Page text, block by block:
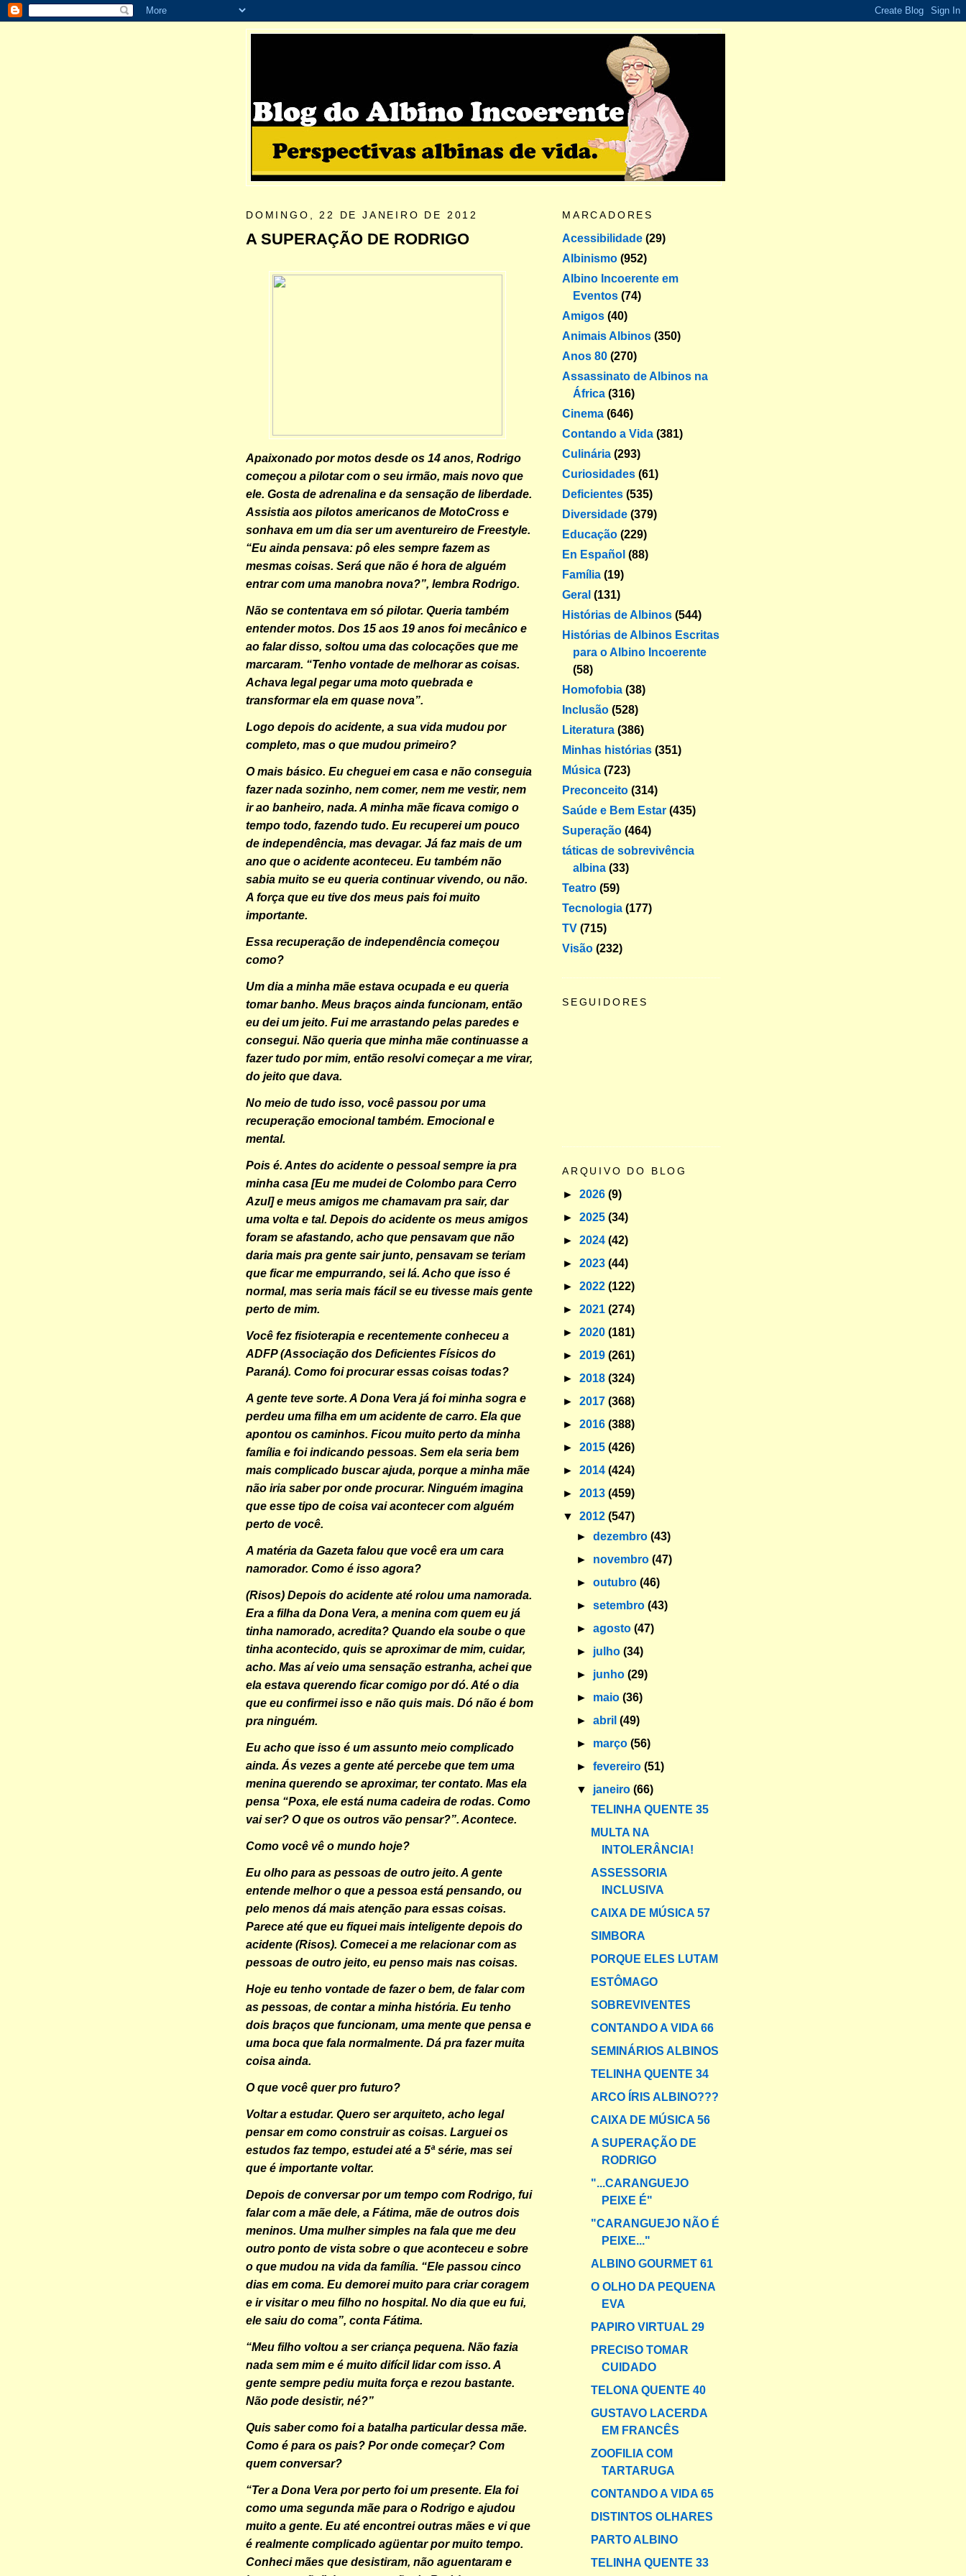
DOMINGO, 22 DE JANEIRO DE 2012
A SUPERAÇÃO DE RODRIGO
Apaixonado por motos desde os 14 anos, Rodrigo
começou a pilotar com o seu irmão, mais novo que
ele. Gosta de adrenalina e da sensação de liberdade.
Assistia aos pilotos americanos de MotoCross e
sonhava em um dia ser um aventureiro de Freestyle.
“Eu ainda pensava: pô eles sempre fazem as
mesmas coisas. Será que não é hora de alguém
entrar com uma manobra nova?”, lembra Rodrigo.
Não se contentava em só pilotar. Queria também
entender motos. Dos 15 aos 19 anos foi mecânico e
ao falar disso, soltou uma das colocações que me
marcaram. “Tenho vontade de melhorar as coisas.
Achava legal pegar uma moto quebrada e
transformar ela em quase nova”.
Logo depois do acidente, a sua vida mudou por
completo, mas o que mudou primeiro?
O mais básico. Eu cheguei em casa e não conseguia
fazer nada sozinho, nem comer, nem me vestir, nem
ir ao banheiro, nada. A minha mãe ficava comigo o
tempo todo, fazendo tudo. Eu recuperei um pouco
de independência, mas devagar. Já faz mais de um
ano que o acidente aconteceu. Eu também não
sabia muito se eu queria continuar vivendo, ou não.
A força que eu tive dos meus pais foi muito
importante.
Essa recuperação de independência começou
como?
Um dia a minha mãe estava ocupada e eu queria
tomar banho. Meus braços ainda funcionam, então
eu dei um jeito. Fui me arrastando pelas paredes e
consegui. Não queria que minha mãe continuasse a
fazer tudo por mim, então resolvi começar a me virar,
do jeito que dava.
No meio de tudo isso, você passou por uma
recuperação emocional também. Emocional e
mental.
Pois é. Antes do acidente o pessoal sempre ia pra
minha casa [Eu me mudei de Colombo para Cerro
Azul] e meus amigos me chamavam pra sair, dar
uma volta e tal. Depois do acidente os meus amigos
foram se afastando, acho que pensavam que não
daria mais pra gente sair junto, pensavam se teriam
que ficar me empurrando, sei lá. Acho que isso é
normal, mas seria mais fácil se eu tivesse mais gente
perto de mim.
Você fez fisioterapia e recentemente conheceu a
ADFP (Associação dos Deficientes Físicos do
Paraná). Como foi procurar essas coisas todas?
A gente teve sorte. A Dona Vera já foi minha sogra e
perdeu uma filha em um acidente de carro. Ela que
apontou os caminhos. Ficou muito perto da minha
família e foi indicando pessoas. Sem ela seria bem
mais complicado buscar ajuda, porque a minha mãe
não iria saber por onde procurar. Ninguém imagina
que esse tipo de coisa vai acontecer com alguém
perto de você.
A matéria da Gazeta falou que você era um cara
namorador. Como é isso agora?
(Risos) Depois do acidente até rolou uma namorada.
Era a filha da Dona Vera, a menina com quem eu já
tinha namorado, acredita? Quando ela soube o que
tinha acontecido, quis se aproximar de mim, cuidar,
acho. Mas aí veio uma sensação estranha, achei que
ela estava querendo ficar comigo por dó. Até o dia
que eu confirmei isso e não quis mais. Dó não é bom
pra ninguém.
Eu acho que isso é um assunto meio complicado
ainda. Ás vezes a gente até percebe que tem uma
menina querendo se aproximar, ter contato. Mas ela
pensa “Poxa, ele está numa cadeira de rodas. Como
vai ser? O que os outros vão pensar?”. Acontece.
Como você vê o mundo hoje?
Eu olho para as pessoas de outro jeito. A gente
entende melhor o que a pessoa está pensando, ou
pelo menos dá mais atenção para essas coisas.
Parece até que eu fiquei mais inteligente depois do
acidente (Risos). Comecei a me relacionar com as
pessoas de outro jeito, eu penso mais nas coisas.
Hoje eu tenho vontade de fazer o bem, de falar com
as pessoas, de contar a minha história. Eu tenho
dois braços que funcionam, uma mente que pensa e
uma boca que fala normalmente. Dá pra fazer muita
coisa ainda.
O que você quer pro futuro?
Voltar a estudar. Quero ser arquiteto, acho legal
pensar em como construir as coisas. Larguei os
estudos faz tempo, estudei até a 5ª série, mas sei
que é importante voltar.
Depois de conversar por um tempo com Rodrigo, fui
falar com a mãe dele, a Fátima, mãe de outros dois
meninos. Uma mulher simples na fala que me deu
outro ponto de vista sobre o que aconteceu e sobre
o que mudou na vida da família. “Ele passou cinco
dias em coma. Eu demorei muito para criar coragem
e ir visitar o meu filho no hospital. No dia que eu fui,
ele saiu do coma”, conta Fátima.
“Meu filho voltou a ser criança pequena. Não fazia
nada sem mim e é muito difícil lidar com isso. A
gente sempre pediu muita força e rezou bastante.
Não pode desistir, né?”
Quis saber como foi a batalha particular dessa mãe.
Como é para os pais? Por onde começar? Com
quem conversar?
“Ter a Dona Vera por perto foi um presente. Ela foi
como uma segunda mãe para o Rodrigo e ajudou
muito a gente. Eu até encontrei outras mães e vi que
é realmente complicado agüentar por muito tempo.
Conheci mães que desistiram, não aguentaram e
MARCADORES
Acessibilidade (29)
Albinismo (952)
Albino Incoerente em
Eventos (74)
Amigos (40)
Animais Albinos (350)
Anos 80 (270)
Assassinato de Albinos na
África (316)
Cinema (646)
Contando a Vida (381)
Culinária (293)
Curiosidades (61)
Deficientes (535)
Diversidade (379)
Educação (229)
En Español (88)
Família (19)
Geral (131)
Histórias de Albinos (544)
Histórias de Albinos Escritas
para o Albino Incoerente
(58)
Homofobia (38)
Inclusão (528)
Literatura (386)
Minhas histórias (351)
Música (723)
Preconceito (314)
Saúde e Bem Estar (435)
Superação (464)
táticas de sobrevivência
albina (33)
Teatro (59)
Tecnologia (177)
TV (715)
Visão (232)
SEGUIDORES
ARQUIVO DO BLOG
► 2026 (9)
► 2025 (34)
► 2024 (42)
► 2023 (44)
► 2022 (122)
► 2021 (274)
► 2020 (181)
► 2019 (261)
► 2018 (324)
► 2017 (368)
► 2016 (388)
► 2015 (426)
► 2014 (424)
► 2013 (459)
▼ 2012 (547)
►dezembro(43)
► novembro(47)
►outubro(46)
►setembro(43)
►agosto(47)
► julho(34)
► junho(29)
► maio(36)
►abril(49)
► março(56)
►fevereiro(51)
▼ janeiro(66)
TELINHA QUENTE 35
MULTA NA
INTOLERÂNCIA!
ASSESSORIA
INCLUSIVA
CAIXA DE MÚSICA 57
SIMBORA
PORQUE ELES LUTAM
ESTÔMAGO
SOBREVIVENTES
CONTANDO A VIDA 66
SEMINÁRIOS ALBINOS
TELINHA QUENTE 34
ARCO ÍRIS ALBINO???
CAIXA DE MÚSICA 56
A SUPERAÇÃO DE
RODRIGO
"...CARANGUEJO
PEIXE É"
"CARANGUEJO NÃO É
PEIXE..."
ALBINO GOURMET 61
O OLHO DA PEQUENA
EVA
PAPIRO VIRTUAL 29
PRECISO TOMAR
CUIDADO
TELONA QUENTE 40
GUSTAVO LACERDA
EM FRANCÊS
ZOOFILIA COM
TARTARUGA
CONTANDO A VIDA 65
DISTINTOS OLHARES
PARTO ALBINO
TELINHA QUENTE 33